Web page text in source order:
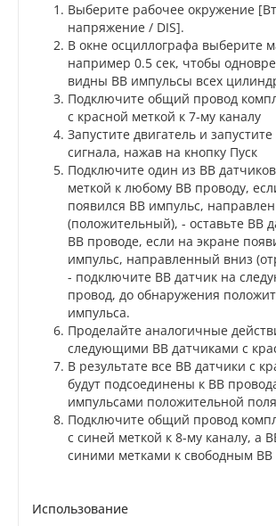
Выберите рабочее окружение
напряжение / DIS].
В окне осциллографа выберите
например 0.5 сек, чтобы
видны ВВ импульсы всех
Подключите общий провод
с красной меткой к 7-му каналу
Запустите двигатель и
сигнала, нажав на кнопку Пуск
Подключите один из ВВ
меткой к любому ВВ проводу,
появился ВВ импульс,
(положительный), - оставьте ВВ
ВВ проводе, если на экране
импульс, направленный вниз
- подключите ВВ датчик на
провод, до обнаружения
импульса.
Проделайте аналогичные
следующими ВВ датчиками с
В результате все ВВ датчики с
будут подсоединены к ВВ
импульсами положительной
Подключите общий провод
с синей меткой к 8-му каналу, а
синими метками к свободным ВВ
Использование